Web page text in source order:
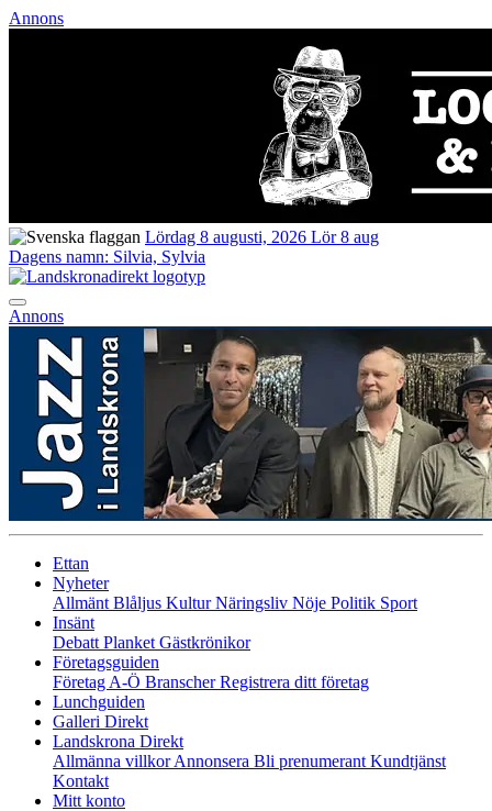
Annons
Lördag 8 augusti, 2026 Lör 8 aug
Dagens namn: Silvia, Sylvia
Annons
Ettan
Nyheter
Allmänt Blåljus KulturNäringsliv Nöje Politik Sport
Insänt
Debatt Planket Gästkrönikor
Företagsguiden
Företag A-Ö BranscherRegistrera ditt företag
Lunchguiden
Galleri Direkt
Landskrona Direkt
Allmänna villkorAnnonsera Bli prenumerant Kundtjänst
Kontakt
Mitt konto